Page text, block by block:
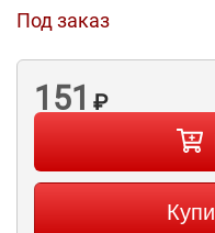
Под заказ
151 ₽